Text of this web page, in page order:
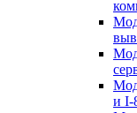
и I-